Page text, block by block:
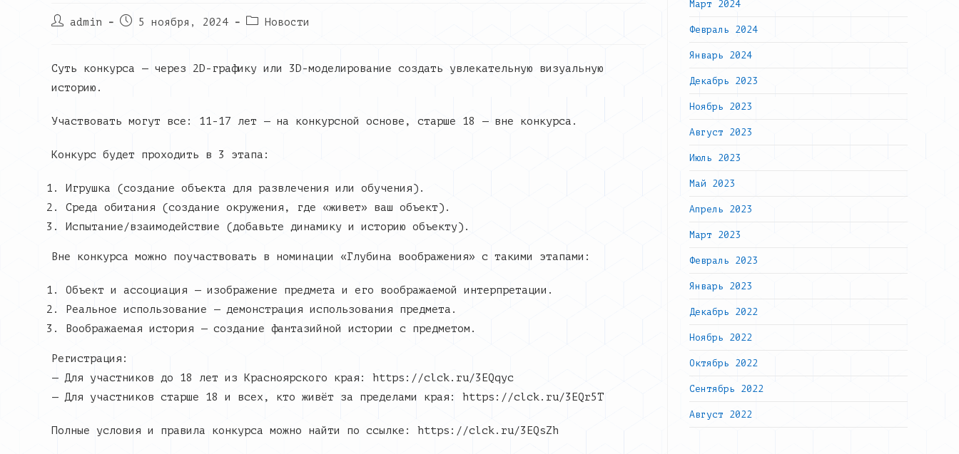
Postadmin
Запись5 ноября, 2024
PostНовости
Суть конкурса — через 2D-графику или 3D-моделирование создать увлекательную визуальную
историю.
Участвовать могут все: 11-17 лет — на конкурсной основе, старше 18 — вне конкурса.
Конкурс будет проходить в 3 этапа:
Игрушка (создание объекта для развлечения или обучения).
Среда обитания (создание окружения, где «живет» ваш объект).
Испытание/взаимодействие (добавьте динамику и историю объекту).
Вне конкурса можно поучаствовать в номинации «Глубина воображения» с такими этапами:
Объект и ассоциация — изображение предмета и его воображаемой интерпретации.
Реальное использование — демонстрация использования предмета.
Воображаемая история — создание фантазийной истории с предметом.
Регистрация:
— Для участников до 18 лет из Красноярского края: https://clck.ru/3EQqyc
— Для участников старше 18 и всех, кто живёт за пределами края: https://clck.ru/3EQr5T
Полные условия и правила конкурса можно найти по ссылке: https://clck.ru/3EQsZh
Март 2024
Февраль 2024
Январь 2024
Декабрь 2023
Ноябрь 2023
Август 2023
Июль 2023
Май 2023
Апрель 2023
Март 2023
Февраль 2023
Январь 2023
Декабрь 2022
Ноябрь 2022
Октябрь 2022
Сентябрь 2022
Август 2022